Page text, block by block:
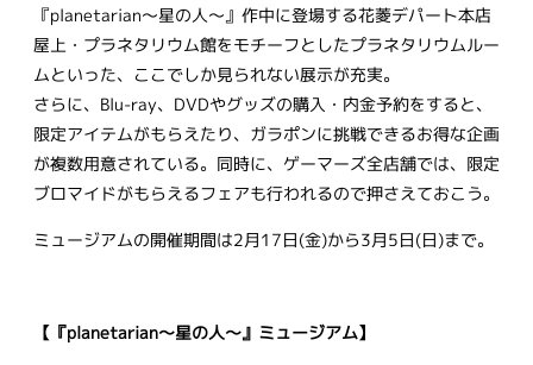
『planetarian～星の人～』作中に登場する花菱デパート本店
屋上・プラネタリウム館をモチーフとしたプラネタリウムルー
ムといった、ここでしか見られない展示が充実。
さらに、Blu-ray、DVDやグッズの購入・内金予約をすると、
限定アイテムがもらえたり、ガラポンに挑戦できるお得な企画
が複数用意されている。同時に、ゲーマーズ全店舗では、限定
ブロマイドがもらえるフェアも行われるので押さえておこう。
ミュージアムの開催期間は2月17日(金)から3月5日(日)まで。
【『planetarian～星の人～』ミュージアム】